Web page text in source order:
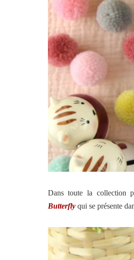
Dans toute la collection
Butterflyqui se présente